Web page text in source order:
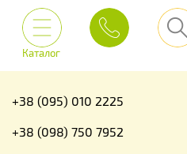
Каталог
+38 (095) 010 2225
+38 (098) 750 7952